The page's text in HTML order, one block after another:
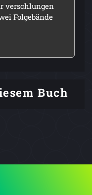
verschlungen
Folgebände
Buch